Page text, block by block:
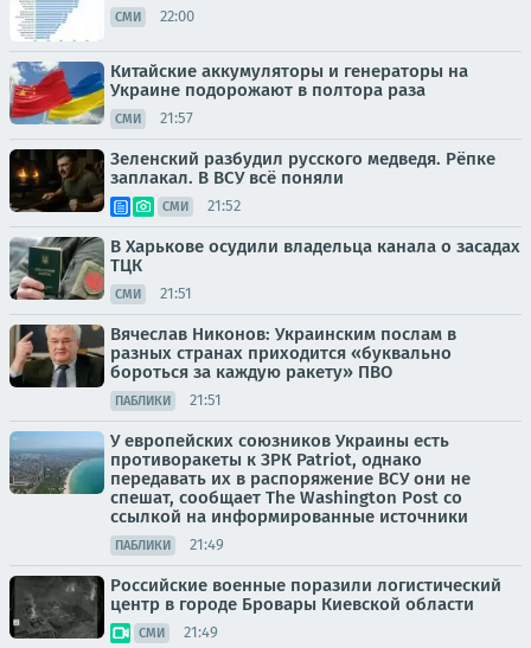
СМИ 22:00
Китайские аккумуляторы и генераторы на
Украине подорожают в полтора раза
СМИ 21:57
Зеленский разбудил русского медведя. Рёпке
заплакал. В ВСУ всё поняли
СМИ 21:52
В Харькове осудили владельца канала о засадах
ТЦК
СМИ 21:51
Вячеслав Никонов: Украинским послам в
разных странах приходится «буквально
бороться за каждую ракету» ПВО
ПАБЛИКИ 21:51
У европейских союзников Украины есть
противоракеты к ЗРК Patriot, однако
передавать их в распоряжение ВСУ они не
спешат, сообщает The Washington Post со
ссылкой на информированные источники
ПАБЛИКИ 21:49
Российские военные поразили логистический
центр в городе Бровары Киевской области
СМИ 21:49